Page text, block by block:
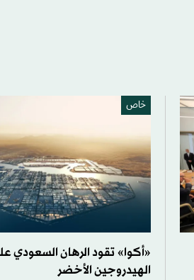
خاص
«أكوا» تقود الرهان السعودي
الهيدروجين الأخضر